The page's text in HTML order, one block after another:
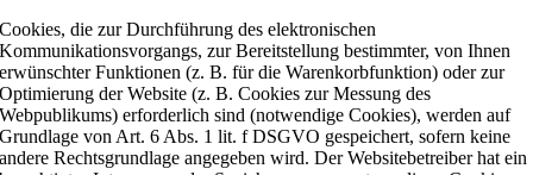
Cookies, die zur Durchführung des elektronischen
Kommunikationsvorgangs, zur Bereitstellung bestimmter, von Ihnen
erwünschter Funktionen (z. B. für die Warenkorbfunktion) oder zur
Optimierung der Website (z. B. Cookies zur Messung des
Webpublikums) erforderlich sind (notwendige Cookies), werden auf
Grundlage von Art. 6 Abs. 1 lit. f DSGVO gespeichert, sofern keine
andere Rechtsgrundlage angegeben wird. Der Websitebetreiber hat ein